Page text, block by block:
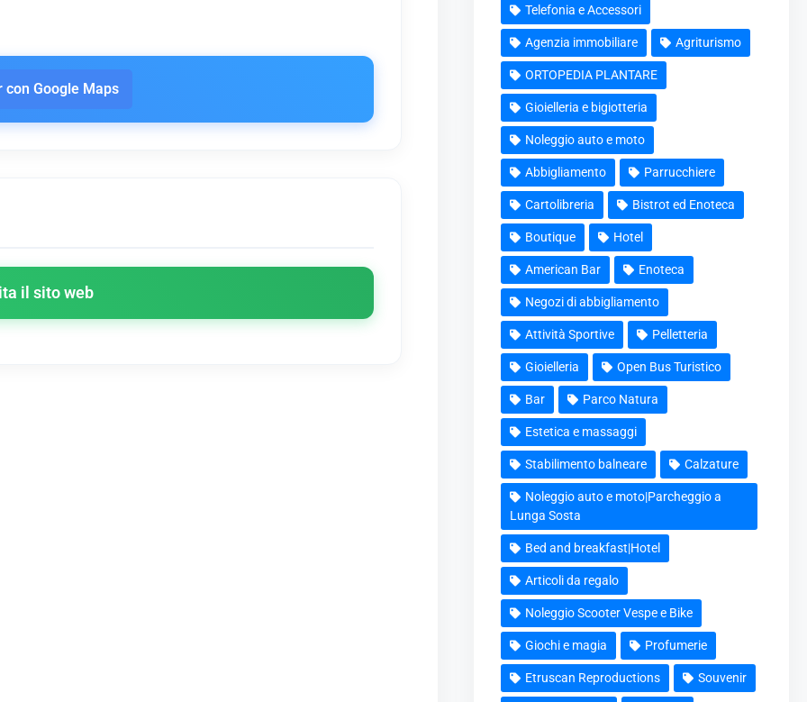
Google Maps
il sito web
Telefonia e Accessori
Agenzia immobiliare Agriturismo
ORTOPEDIA PLANTARE
Gioielleria e bigiotteria
Noleggio auto e moto
Abbigliamento Parrucchiere
Cartolibreria Bistrot ed Enoteca
Boutique Hotel
American Bar Enoteca
Negozi di abbigliamento
Attività Sportive Pelletteria
Gioielleria Open Bus Turistico
Bar Parco Natura
Estetica e massaggi
Stabilimento balneare Calzature
Noleggio auto e moto|Parcheggio a
Lunga Sosta
Bed and breakfast|Hotel
Articoli da regalo
Noleggio Scooter Vespe e Bike
Giochi e magia Profumerie
Etruscan Reproductions Souvenir